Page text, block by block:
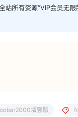
站所有资源“VIP会员无
增强版